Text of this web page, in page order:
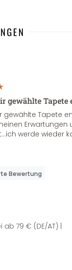
gewählte
gewählte Tapete
Erwartungen
werde wieder
Bewertung
79 € (DE/AT) |